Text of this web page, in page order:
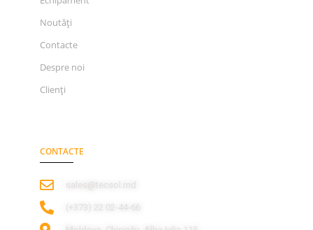
Noutăți
Contacte
Despre noi
Clienți
CONTACTE
sales@tecsol.md
‎(+373) 22 02-44-66